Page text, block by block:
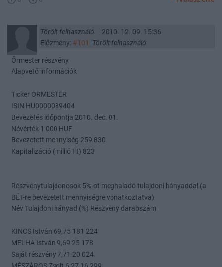
Törölt felhasználó
2010. 12. 09. 15:36
Előzmény: #101 Törölt felhasználó
Őrmester részvény
Alapvető információk
Ticker ORMESTER
ISIN HU0000089404
Bevezetés időpontja 2010. dec. 01.
Névérték 1 000 HUF
Bevezetett mennyiség 259 830
Kapitalizáció (millió Ft) 823
Részvénytulajdonosok 5%-ot meghaladó tulajdoni hányaddal (a
BÉT-re bevezetett mennyiségre vonatkoztatva)
Név Tulajdoni hányad (%) Részvény darabszám
KINCS István 69,75 181 224
MELHA István 9,69 25 178
Saját részvény 7,71 20 024